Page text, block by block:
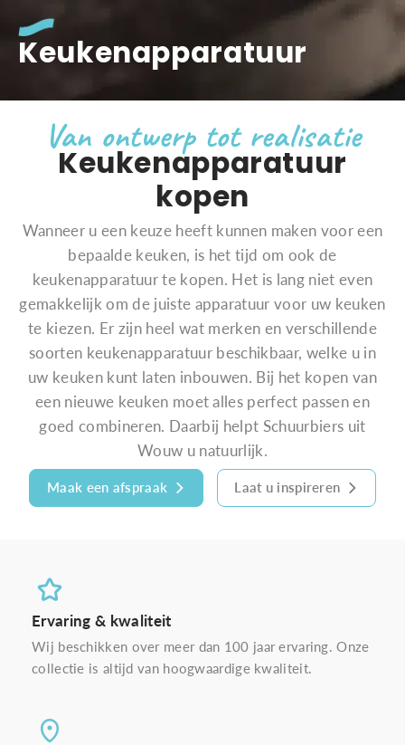
Keukenapparatuur
Van ontwerp tot realisatie
Keukenapparatuur
kopen
Wanneer u een keuze heeft kunnen maken voor een
bepaalde keuken, is het tijd om ook de
keukenapparatuur te kopen. Het is lang niet even
gemakkelijk om de juiste apparatuur voor uw keuken
te kiezen. Er zijn heel wat merken en verschillende
soorten keukenapparatuur beschikbaar, welke u in
uw keuken kunt laten inbouwen. Bij het kopen van
een nieuwe keuken moet alles perfect passen en
goed combineren. Daarbij helpt Schuurbiers uit
Wouw u natuurlijk.
Maak een afspraak Laat u inspireren
Ervaring & kwaliteit
Wij beschikken over meer dan 100 jaar ervaring. Onze
collectie is altijd van hoogwaardige kwaliteit.